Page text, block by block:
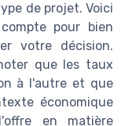
de projet. Voici
pour bien
votre décision.
que les taux
à l'autre et que
économique
en matière